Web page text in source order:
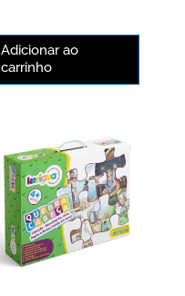
Adicionar ao
carrinho